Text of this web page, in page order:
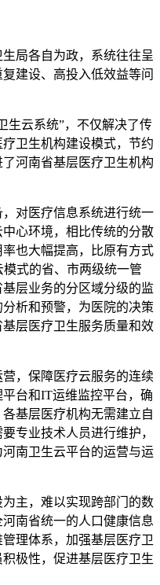
局各自为政，系统往往呈
建设、高投入低效益等问
生云系统”，不仅解决了传
卫生机构建设模式，节约
河南省基层医疗卫生机构
对医疗信息系统进行统一
心环境，相比传统的分散
也大幅提高，比原有方式
式的省、市两级统一管
层业务的分区域分级的监
析和预警，为医院的决策
层医疗卫生服务质量和效
，保障医疗云服务的连续
台和IT运维监控平台，确
基层医疗机构无需建立自
专业技术人员进行维护，
南卫生云平台的运营与运
主，难以实现跨部门的数
南省统一的人口健康信息
理体系，加强基层医疗卫
极性，促进基层医疗卫生